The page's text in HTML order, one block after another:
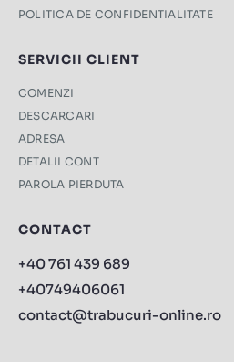
POLITICA DE CONFIDENTIALITATE
SERVICII CLIENT
COMENZI
DESCARCARI
ADRESA
DETALII CONT
PAROLA PIERDUTA
CONTACT
+40 761 439 689
+40749406061
contact@trabucuri-online.ro